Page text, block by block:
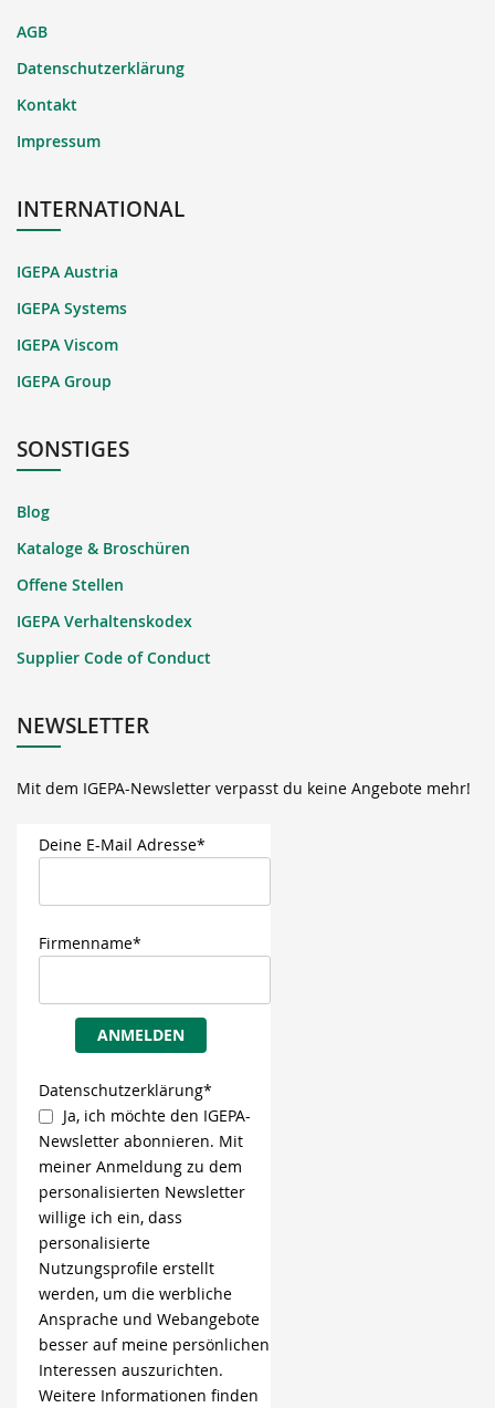
AGB
Datenschutzerklärung
Kontakt
Impressum
INTERNATIONAL
IGEPA Austria
IGEPA Systems
IGEPA Viscom
IGEPA Group
SONSTIGES
Blog
Kataloge & Broschüren
Offene Stellen
IGEPA Verhaltenskodex
Supplier Code of Conduct
NEWSLETTER
Mit dem IGEPA-Newsletter verpasst du keine Angebote mehr!
Deine E-Mail Adresse*
Firmenname*
ANMELDEN
Datenschutzerklärung*
Ja, ich möchte den IGEPA-
Newsletter abonnieren. Mit
meiner Anmeldung zu dem
personalisierten Newsletter
willige ich ein, dass
personalisierte
Nutzungsprofile erstellt
werden, um die werbliche
Ansprache und Webangebote
besser auf meine persönlichen
Interessen auszurichten.
Weitere Informationen finden